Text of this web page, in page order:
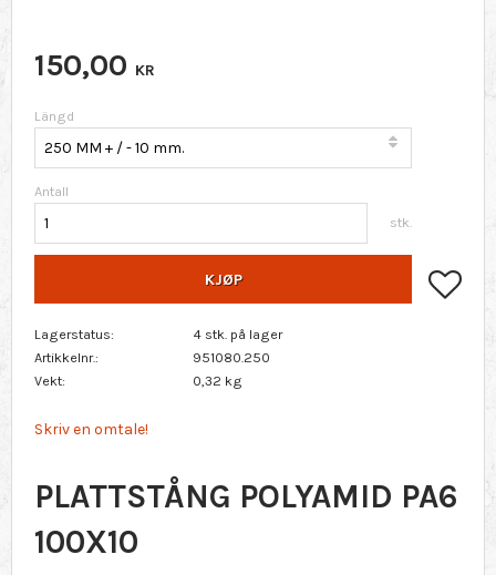
150,00 KR
Längd
Antall
stk.
KJØP
Lagerstatus
4 stk. på lager
Artikkelnr.
951080.250
Vekt
0,32 kg
Skriv en omtale!
PLATTSTÅNG POLYAMID PA6
100X10